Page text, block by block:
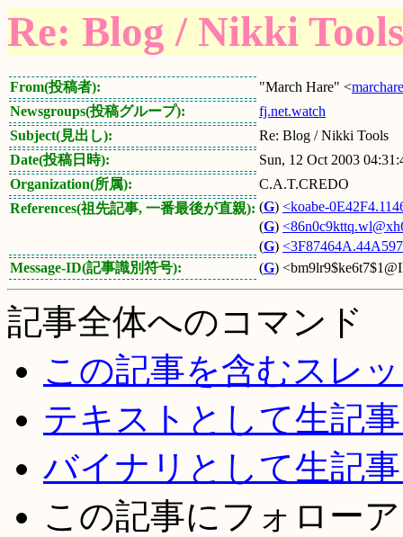
Re: Blog / Nikki Tools
From(投稿者): "March Hare" <
Newsgroups(投稿グループ):
fj.net.watch
Subject(見出し):
Re: Blog / Nikki Tools
Date(投稿日時):
Sun, 12 Oct 2003
Organization(所属):
C.A.T.CREDO
References(祖先記事, 一番最後が直親): (G) <koabe-
(G)
(G)
Message-ID(記事識別符号):
(G)
記事全体へのコマンド
この記事を含むスレ
テキストとして生記
バイナリとして生記
この記事にフォロー